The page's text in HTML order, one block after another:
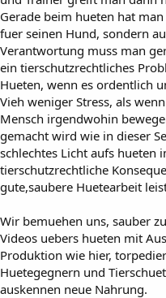
Gerade beim hueten hat
fuer seinen Hund, sondern
Verantwortung muss man
ein tierschutzrechtliches
Hueten, wenn es ordentlich
Vieh weniger Stress, als
Mensch irgendwohin
gemacht wird wie in dieser
schlechtes Licht aufs hueten
tierschutzrechtliche
gute,saubere Huetearbeit
Wir bemuehen uns, sauber
Videos uebers hueten mit
Produktion wie hier,
Huetegegnern und
auskennen neue Nahrung.